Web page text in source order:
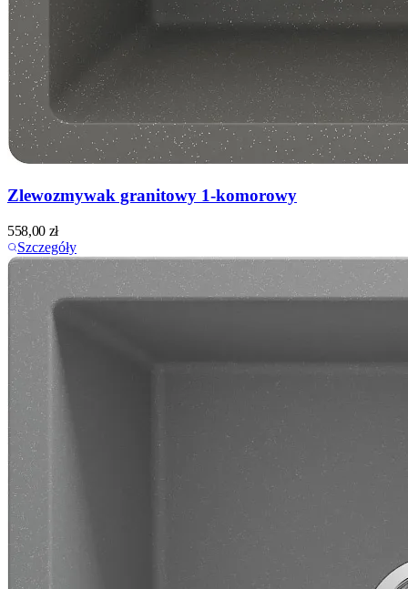
Zlewozmywak granitowy 1-komorowy
558,00 zł
Szczegóły